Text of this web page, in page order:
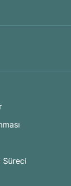
Süreci